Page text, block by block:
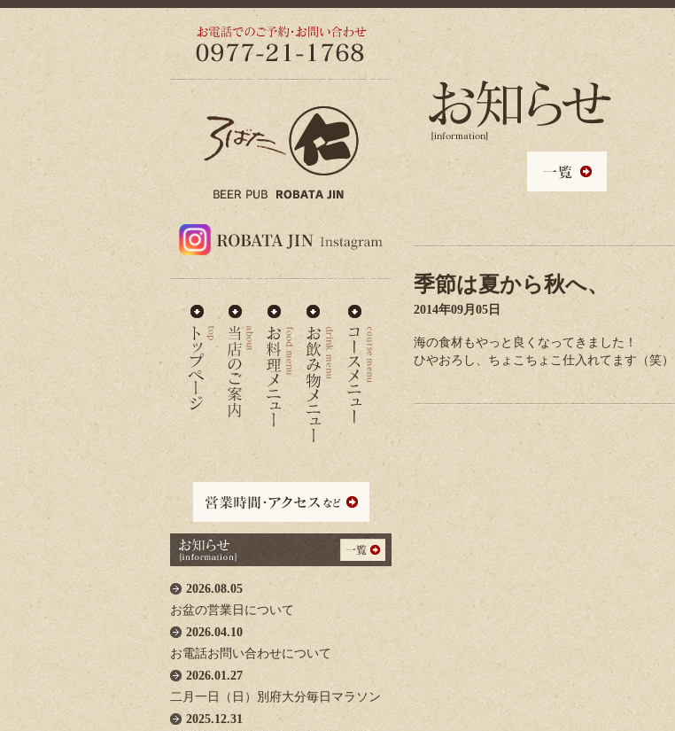
2026.08.05
お盆の営業日について
2026.04.10
お電話お問い合わせについて
2026.01.27
二月一日（日）別府大分毎日マラソン
2025.12.31
季節は夏から秋へ、
2014年09月05日
海の食材もやっと良くなってきました！
ひやおろし、ちょこちょこ仕入れてます（笑）